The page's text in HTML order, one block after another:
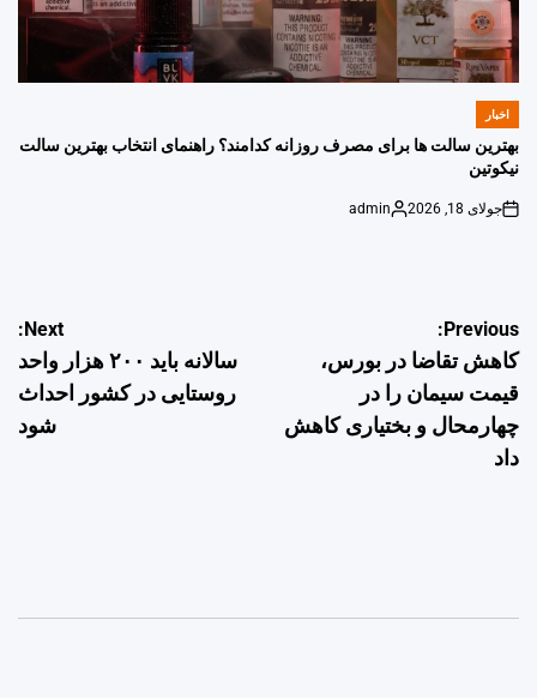
POSTED
اخبار
بهترین سالت ها برای مصرف روزانه کدامند؟ راهنمای انتخاب بهترین سالت
نیکوتین
on
جولای 18, 2026
Posted
admin
راهبری
نوشته
Previous:
کاهش تقاضا در بورس،
قیمت سیمان را در
چهارمحال و بختیاری کاهش
داد
Next:
سالانه باید ۲۰۰ هزار واحد
روستایی در کشور احداث
شود